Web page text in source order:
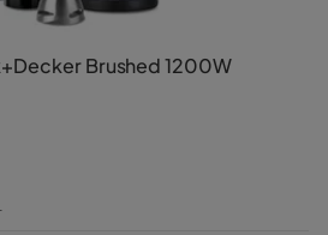
Brushed 1200W